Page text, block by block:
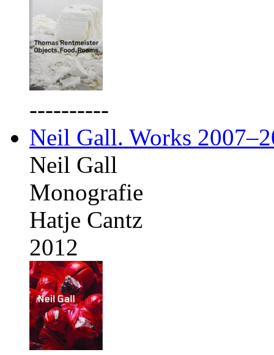
----------
Neil Gall. Works
Neil Gall
Monografie
Hatje Cantz
2012